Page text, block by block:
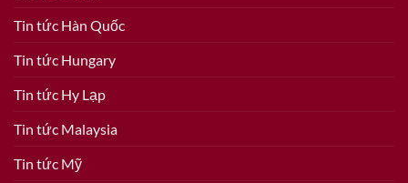
Tin tức Hàn Quốc
Tin tức Hungary
Tin tức Hy Lạp
Tin tức Malaysia
Tin tức Mỹ